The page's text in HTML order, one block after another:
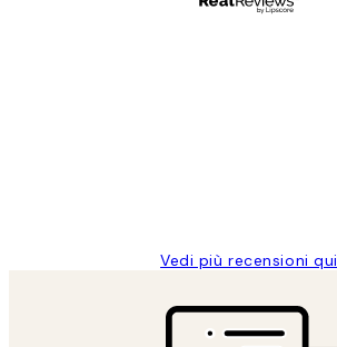
Vedi più recensioni qui